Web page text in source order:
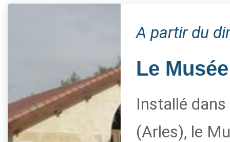
A partir du
Le
Installé dans
(Arles), le